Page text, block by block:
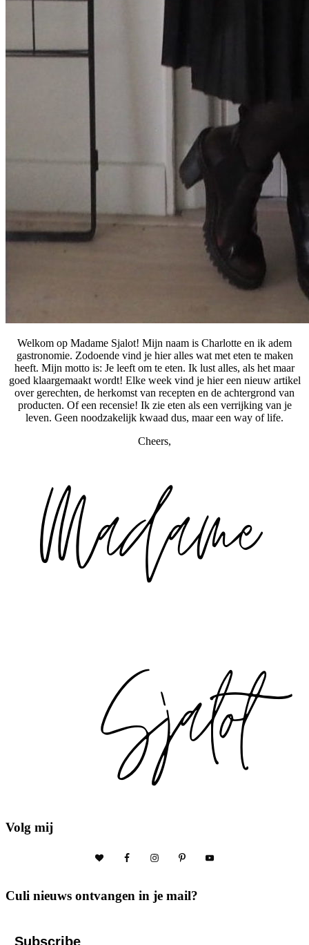
Welkom op Madame Sjalot! Mijn naam is Charlotte en ik adem
gastronomie. Zodoende vind je hier alles wat met eten te maken
heeft. Mijn motto is: Je leeft om te eten. Ik lust alles, als het maar
goed klaargemaakt wordt! Elke week vind je hier een nieuw artikel
over gerechten, de herkomst van recepten en de achtergrond van
producten. Of een recensie! Ik zie eten als een verrijking van je
leven. Geen noodzakelijk kwaad dus, maar een way of life.
Cheers,
Volg mij
Culi nieuws ontvangen in je mail?
Subscribe